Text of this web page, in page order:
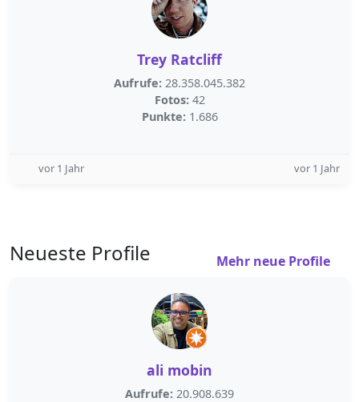
Trey Ratcliff
Aufrufe: 28.358.045.382
Fotos: 42
Punkte: 1.686
vor 1 Jahr vor 1 Jahr
Neueste Profile Mehr neue Profile
ali mobin
Aufrufe: 20.908.639